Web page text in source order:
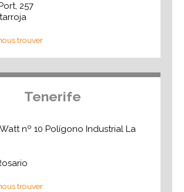
257
trouver
Tenerife
Watt nº 10 Polígono Industrial La
trouver